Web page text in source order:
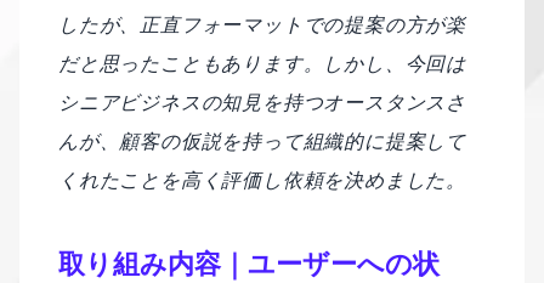
したが、正直フォーマットでの提案の方が楽
だと思ったこともあります。しかし、今回は
シニアビジネスの知見を持つオースタンスさ
んが、顧客の仮説を持って組織的に提案して
くれたことを高く評価し依頼を決めました。
取り組み内容｜ユーザーへの状